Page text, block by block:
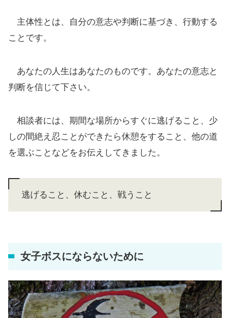
主体性とは、自分の意志や判断に基づき、行動する
ことです。
あなたの人生はあなたのものです。あなたの意志と
判断を信じて下さい。
相談者には、期間な場所からすぐに逃げること、少
しの間絶え忍ことができたら休憩をすること、他の道
を選ぶことなどをお伝えしてきました。
逃げること、休むこと、戦うこと
女子ボスにならないために